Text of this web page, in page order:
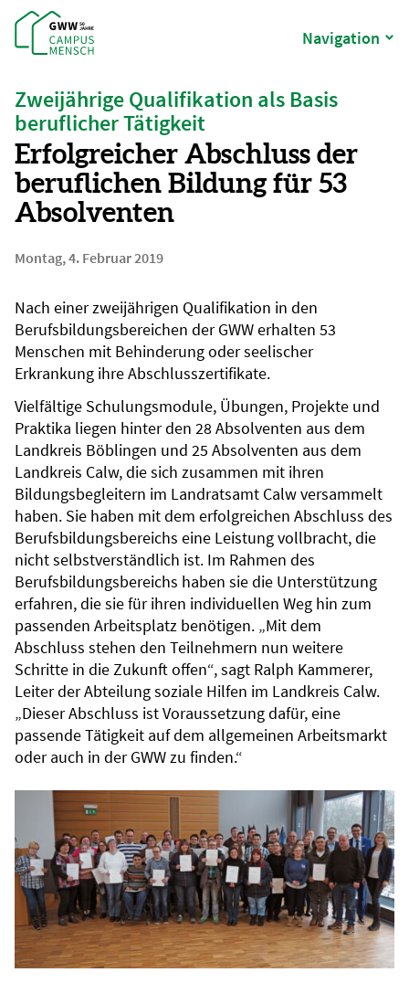
Navigation
Zweijährige Qualifikation als Basis
beruflicher Tätigkeit
Erfolgreicher Abschluss der
beruflichen Bildung für 53
Absolventen
Montag, 4. Februar 2019
Nach einer zweijährigen Qualifikation in den
Berufsbildungsbereichen der GWW erhalten 53
Menschen mit Behinderung oder seelischer
Erkrankung ihre Abschlusszertifikate.
Vielfältige Schulungsmodule, Übungen, Projekte und
Praktika liegen hinter den 28 Absolventen aus dem
Landkreis Böblingen und 25 Absolventen aus dem
Landkreis Calw, die sich zusammen mit ihren
Bildungsbegleitern im Landratsamt Calw versammelt
haben. Sie haben mit dem erfolgreichen Abschluss des
Berufsbildungsbereichs eine Leistung vollbracht, die
nicht selbstverständlich ist. Im Rahmen des
Berufsbildungsbereichs haben sie die Unterstützung
erfahren, die sie für ihren individuellen Weg hin zum
passenden Arbeitsplatz benötigen. „Mit dem
Abschluss stehen den Teilnehmern nun weitere
Schritte in die Zukunft offen“, sagt Ralph Kammerer,
Leiter der Abteilung soziale Hilfen im Landkreis Calw.
„Dieser Abschluss ist Voraussetzung dafür, eine
passende Tätigkeit auf dem allgemeinen Arbeitsmarkt
oder auch in der GWW zu finden.“